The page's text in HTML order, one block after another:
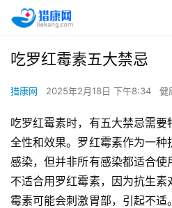
吃罗红霉素五大禁忌
猎康网 2025年2月18日 下午8:34 健
吃罗红霉素时，有五大禁忌需
全性和效果。罗红霉素作为一
感染，但并非所有感染都适合
不适合用罗红霉素，因为抗生
霉素可能会刺激胃部，引起不